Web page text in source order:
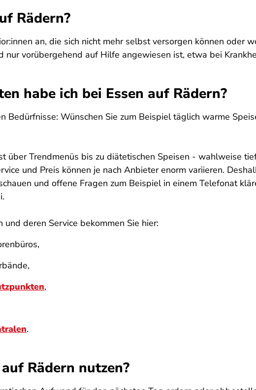
Rädern?
an, die sich nicht mehr selbst versorgen können oder
nur vorübergehend auf Hilfe angewiesen ist, etwa bei
habe ich bei Essen auf Rädern?
Bedürfnisse: Wünschen Sie zum Beispiel täglich warme
über Trendmenüs bis zu diätetischen Speisen - wahlweise
und Preis können je nach Anbieter enorm variieren.
und offene Fragen zum Beispiel in einem Telefonat
deren Service bekommen Sie hier:
,
.
Rädern nutzen?